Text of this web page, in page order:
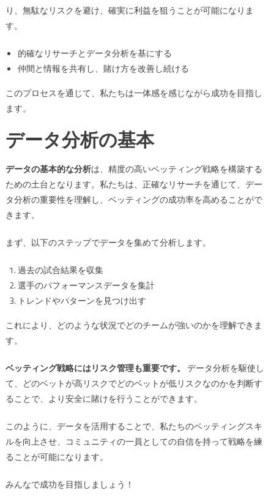
り、無駄なリスクを避け、確実に利益を狙うことが可能になりま
す。
的確なリサーチとデータ分析を基にする
仲間と情報を共有し、賭け方を改善し続ける
このプロセスを通じて、私たちは一体感を感じながら成功を目指し
ます。
データ分析の基本
データの基本的な分析は、精度の高いベッティング戦略を構築する
ための土台となります。私たちは、正確なリサーチを通じて、デー
タ分析の重要性を理解し、ベッティングの成功率を高めることがで
きます。
まず、以下のステップでデータを集めて分析します。
過去の試合結果を収集
選手のパフォーマンスデータを集計
トレンドやパターンを見つけ出す
これにより、どのような状況でどのチームが強いのかを理解できま
す。
ベッティング戦略にはリスク管理も重要です。 データ分析を駆使し
て、どのベットが高リスクでどのベットが低リスクなのかを判断す
ることで、より安全に賭けを行うことができます。
このように、データを活用することで、私たちのベッティングスキ
ルを向上させ、コミュニティの一員としての自信を持って戦略を練
ることが可能になります。
みんなで成功を目指しましょう！